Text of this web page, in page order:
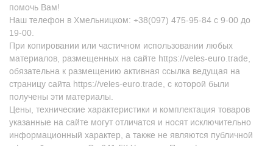
помочь Вам!
Наш телефон в Хмельницком: +38(097) 475-95-84 с 9-00 до
19-00.
При копировании или частичном использовании любых
материалов, размещенных на сайте https://veles-euro.trade,
обязательна к размещению активная ссылка ведущая на
страницу сайта https://veles-euro.trade, с которой были
получены эти материалы.
Цены, технические характеристики и комплектация товаров
указанные на сайте могут отличатся и носят исключительно
информационный характер, а также не являются публичной